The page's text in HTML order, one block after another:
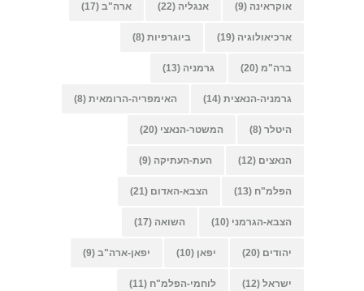
אוקראינה (9) אנגליה (22) ארה"ב (17)
ארכיאולוגיה (19) ביוגרפיות (8)
ברה"מ (20) גרמניה (13)
גרמניה-הנאצית (14) האימפריה-הרומאית (8)
היטלר (8) המשטר-הנאצי (20)
הנאצים (12) העת-העתיקה (9)
הפלמ"ח (13) הצבא-האדום (21)
הצבא-הגרמני (10) השואה (17)
יהודים (20) יפאן (10) יפאן-ארה"ב (9)
ישראל (12) לוחמי-הפלמ"ח (11)